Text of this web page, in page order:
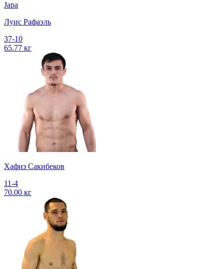
Japa
Луис Рафаэль
37-10
65.77 кг
Хафиз Сакибеков
11-4
70.00 кг